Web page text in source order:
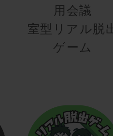
用会議
室型リアル脱
ゲーム